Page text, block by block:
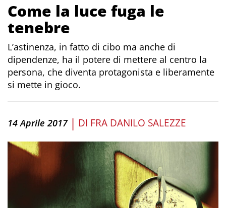
Come la luce fuga le
tenebre
L’astinenza, in fatto di cibo ma anche di
dipendenze, ha il potere di mettere al centro la
persona, che diventa protagonista e liberamente
si mette in gioco.
14 Aprile 2017 | DI FRA DANILO SALEZZE